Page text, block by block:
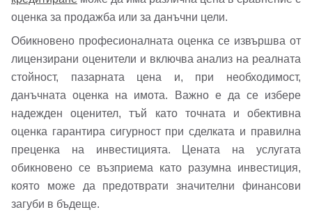
Вход Регистрация
Имейл Адрес
Парола
Забравена парола?
оценка за продажба или за данъчни цели.
Обикновено професионалната оценка се извършва от
лицензирани оценители и включва анализ на реалната
стойност, пазарната цена и, при необходимост,
данъчната оценка на имота. Важно е да се избере
надежден оценител, тъй като точната и обективна
оценка гарантира сигурност при сделката и правилна
преценка на инвестицията. Цената на услугата
обикновено се възприема като разумна инвестиция,
която може да предотврати значителни финансови
загуби в бъдеще.
Имейл адрес*
Телефон*
Вашето запитване стигна до нас. Ще
се обадим възможно най-бързо.